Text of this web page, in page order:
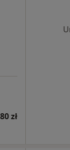
zł